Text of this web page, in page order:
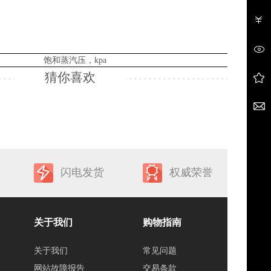
饱和蒸汽压， kpa
猜你喜欢
闪电发货 权威荣誉
关于我们
关于我们
网站故障报告
购物指南
常见问题
交易条款